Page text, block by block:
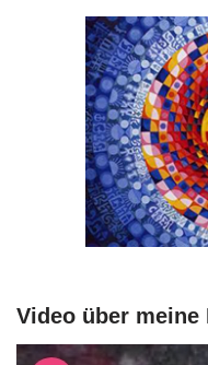
Video über meine